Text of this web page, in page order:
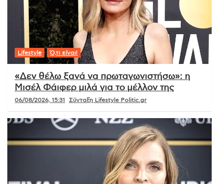
Lifestyle Ό,τι είναι!
«Δεν θέλω ξανά να πρωταγωνιστήσω»: η
Μισέλ Φάιφερ μιλά για το μέλλον της
06/08/2026, 15:31 Σύνταξη Lifestyle Politic.gr